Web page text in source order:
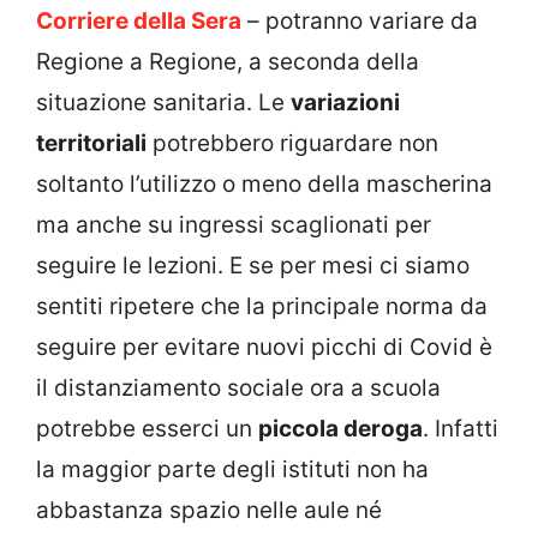
Corriere della Sera – potranno variare da
Regione a Regione, a seconda della
situazione sanitaria. Le variazioni
territoriali potrebbero riguardare non
soltanto l’utilizzo o meno della mascherina
ma anche su ingressi scaglionati per
seguire le lezioni. E se per mesi ci siamo
sentiti ripetere che la principale norma da
seguire per evitare nuovi picchi di Covid è
il distanziamento sociale ora a scuola
potrebbe esserci un piccola deroga. Infatti
la maggior parte degli istituti non ha
abbastanza spazio nelle aule né